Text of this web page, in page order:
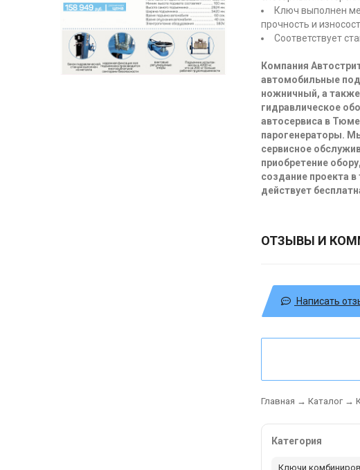
Ключ выполнен
прочность и
Соответствует
Компания
автомобильные
ножничный, а
гидравлическое
автосервиса в
парогенераторы.
сервисное
приобретение
создание проекта
действует
ОТЗЫВЫ И
Написать
Главная → Каталог→
Категория
Ключи